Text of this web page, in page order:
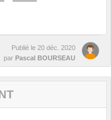
Publié le 20 déc. 2020
par Pascal BOURSEAU